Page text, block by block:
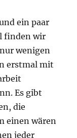
ein paar
finden wir
wenigen
erstmal mit
Es gibt
die
einen wären
jeder